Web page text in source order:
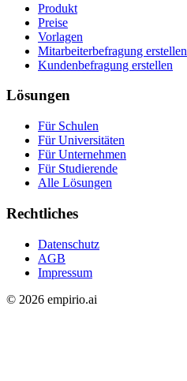
Produkt
Preise
Vorlagen
Mitarbeiterbefragung erstellen
Kundenbefragung erstellen
Lösungen
Für Schulen
Für Universitäten
Für Unternehmen
Für Studierende
Alle Lösungen
Rechtliches
Datenschutz
AGB
Impressum
© 2026 empirio.ai